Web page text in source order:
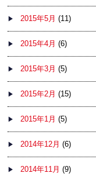
2015年5月 (11)
2015年4月 (6)
2015年3月 (5)
2015年2月 (15)
2015年1月 (5)
2014年12月 (6)
2014年11月 (9)